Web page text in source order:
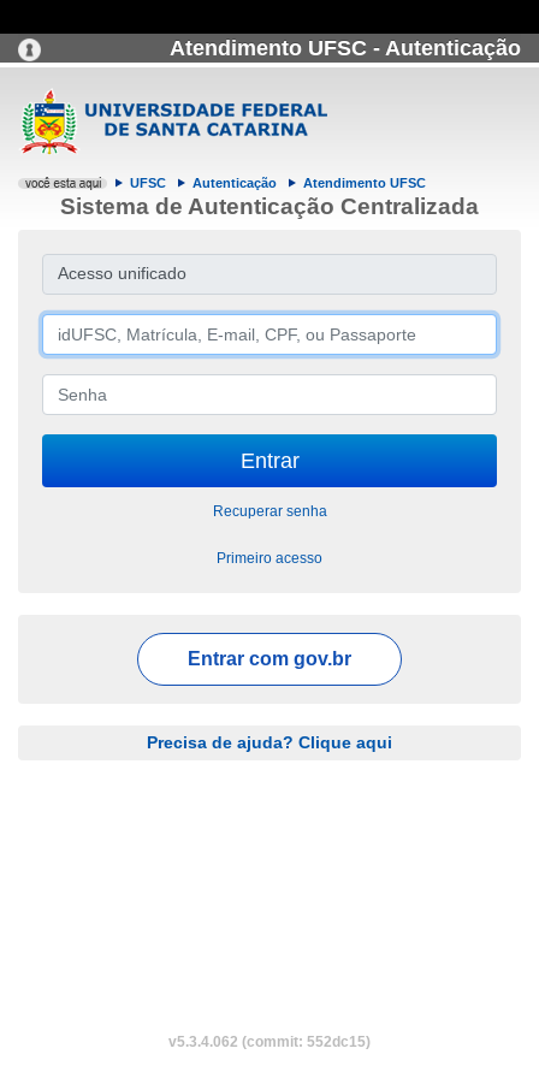
Atendimento UFSC - Autenticação
UFSC Autenticação Atendimento UFSC
Sistema de Autenticação Centralizada
Acesso unificado
Recuperar senha
Primeiro acesso
Entrar com gov.br
Precisa de ajuda? Clique aqui
v5.3.4.062 (commit: 552dc15)